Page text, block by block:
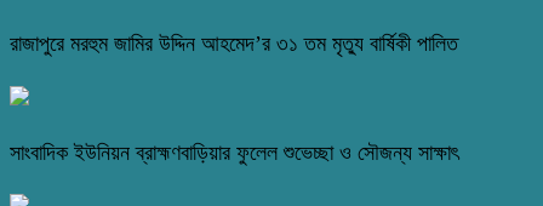
রাজাপুরে মরহুম জামির উদ্দিন আহমেদ’র ৩১ তম মৃত্যু বার্ষিকী পালিত
সাংবাদিক ইউনিয়ন ব্রাহ্মণবাড়িয়ার ফুলেল শুভেচ্ছা ও সৌজন্য সাক্ষাৎ